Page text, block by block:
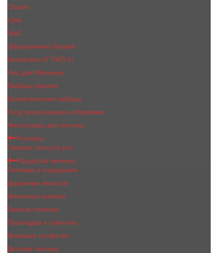
Сhanеl
Kylie
MaC
Оформление бровей
Косметика O.TWO.O
Хна для Мехенди
Наборы кремов
Косметические наборы
Уход за ресницами и бровями
Аксессуары для ресниц
Гигиена
Гигиена полости рта
Средства гигиены
Пелёнки и подгузники
Дорожные ёмкости
Интимная гигиена
Ватные палочки
Прокладки и тампоны
Влажные салфетки
Детская гигиена